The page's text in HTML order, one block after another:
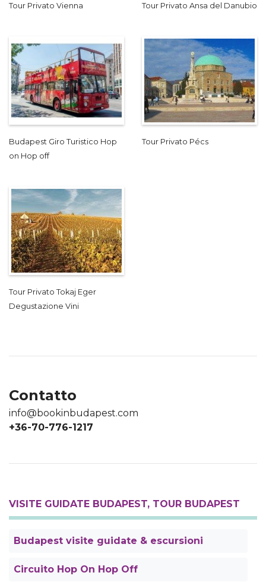
Tour Privato Vienna Tour Privato Ansa del Danubio
Budapest Giro Turistico Hop
on Hop off
Tour Privato Pécs
Tour Privato Tokaj Eger
Degustazione Vini
Contatto
info@bookinbudapest.com
+36-70-776-1217
VISITE GUIDATE BUDAPEST, TOUR BUDAPEST
Budapest visite guidate & escursioni
Circuito Hop On Hop Off